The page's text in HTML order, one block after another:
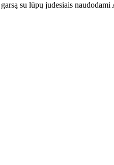
su lūpų judesiais